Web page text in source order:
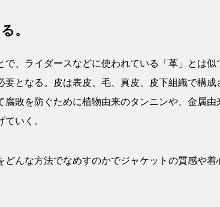
。
で、ライダースなどに使われている「革」とは
となる。皮は表皮、毛、真皮、皮下組織で構
敗を防ぐために植物由来のタンニンや、金属
いく。
んな方法でなめすのかでジャケットの質感や着